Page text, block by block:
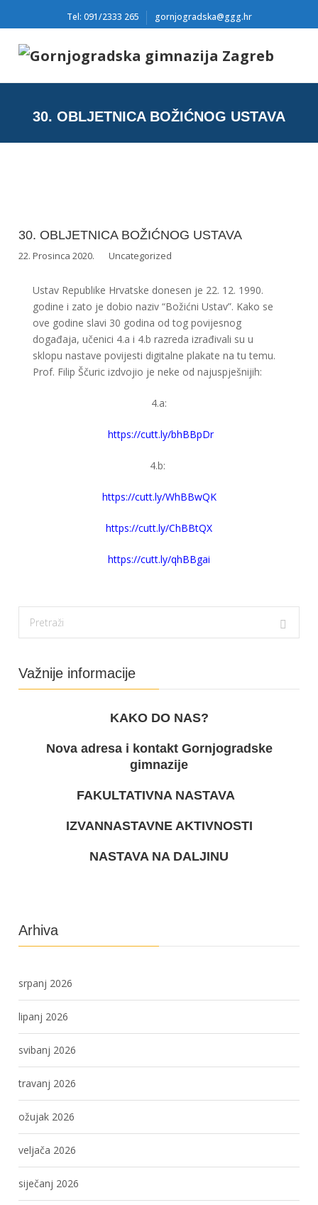
Tel: 091/2333 265 gornjogradska@ggg.hr
30. OBLJETNICA BOŽIĆNOG USTAVA
30. OBLJETNICA BOŽIĆNOG USTAVA
22. Prosinca 2020. Uncategorized
Ustav Republike Hrvatske donesen je 22. 12. 1990.
godine i zato je dobio naziv “Božićni Ustav”. Kako se
ove godine slavi 30 godina od tog povijesnog
događaja, učenici 4.a i 4.b razreda izrađivali su u
sklopu nastave povijesti digitalne plakate na tu temu.
Prof. Filip Ščuric izdvojio je neke od najuspješnijih:
4.a:
https://cutt.ly/bhBBpDr
4.b:
https://cutt.ly/WhBBwQK
https://cutt.ly/ChBBtQX
https://cutt.ly/qhBBgai
Važnije informacije
KAKO DO NAS?
Nova adresa i kontakt Gornjogradske
gimnazije
FAKULTATIVNA NASTAVA
IZVANNASTAVNE AKTIVNOSTI
NASTAVA NA DALJINU
Arhiva
srpanj 2026
lipanj 2026
svibanj 2026
travanj 2026
ožujak 2026
veljača 2026
siječanj 2026